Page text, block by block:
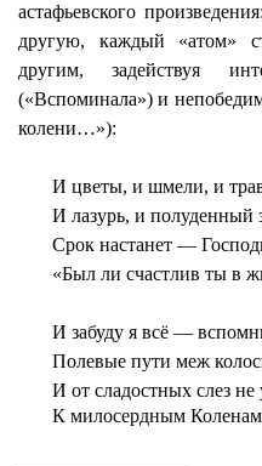
астафьевского
другую, каждый «атом»
другим, задействуя
(«Вспоминала») и
колени…»):
И цветы, и шмели, и
И лазурь, и
Срок настанет —
«Был ли счастлив ты в
И забуду я всё —
Полевые пути меж
И от сладостных слез не
К милосердным Коленам